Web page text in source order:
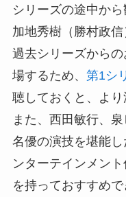
シリーズの途中から
加地秀樹（勝村政
過去シリーズから
場するため、 第1シ
聴しておくと、より
また、西田敏行、
名優の演技を堪能
ンターテインメン
を持っておすすめで